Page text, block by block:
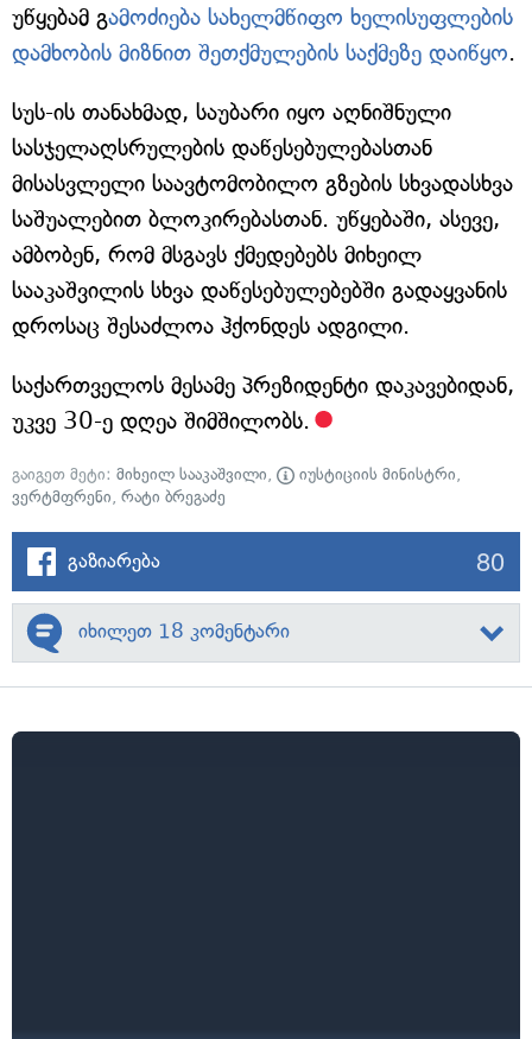
უწყებამ გამოძიება სახელმწიფო ხელისუფლების
დამხობის მიზნით შეთქმულების საქმეზე დაიწყო.
სუს-ის თანახმად, საუბარი იყო აღნიშნული
სასჯელაღსრულების დაწესებულებასთან
მისასვლელი საავტომობილო გზების სხვადასხვა
საშუალებით ბლოკირებასთან. უწყებაში, ასევე,
ამბობენ, რომ მსგავს ქმედებებს მიხეილ
სააკაშვილის სხვა დაწესებულებებში გადაყვანის
დროსაც შესაძლოა ჰქონდეს ადგილი.
საქართველოს მესამე პრეზიდენტი დაკავებიდან,
უკვე 30-ე დღეა შიმშილობს.
გაიგეთ მეტი: მიხეილ სააკაშვილი, იუსტიციის მინისტრი,
ვერტმფრენი, რატი ბრეგაძე
გაზიარება 80
იხილეთ 18 კომენტარი